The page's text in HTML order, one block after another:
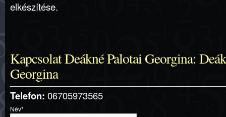
elkészítése.
Kapcsolat Deákné Palotai Georgina:
Georgina
Telefon: 06705973565
Név*